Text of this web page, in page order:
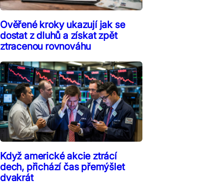
Ověřené kroky ukazují jak se
dostat z dluhů a získat zpět
ztracenou rovnováhu
Když americké akcie ztrácí
dech, přichází čas přemýšlet
dvakrát